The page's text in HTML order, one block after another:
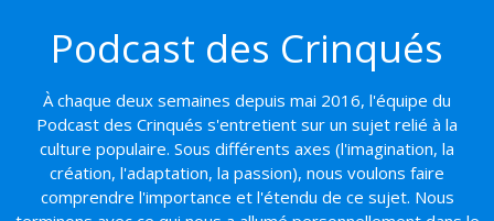
contenu
Podcast des Crinqués
À chaque deux semaines depuis mai 2016, l'équipe du
Podcast des Crinqués s'entretient sur un sujet relié à la
culture populaire. Sous différents axes (l'imagination, la
création, l'adaptation, la passion), nous voulons faire
comprendre l'importance et l'étendu de ce sujet. Nous